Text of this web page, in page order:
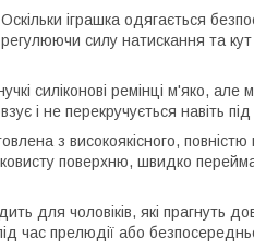
Оскільки іграшка одягається
силу натискання та кут
силіконові ремінці м'яко,
і не перекручується навіть
з високоякісного,
поверхню, швидко
для чоловіків, які прагнуть
час прелюдії або